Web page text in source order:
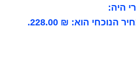
היה:
הנוכחי הוא: ₪ 228.00.